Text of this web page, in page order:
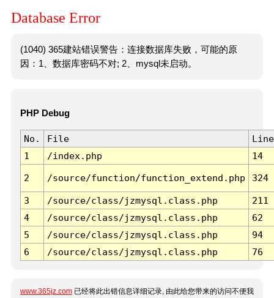
Database Error
(1040) 365建站错误警告：连接数据库失败，可能的原
因：1、数据库密码不对; 2、mysql未启动。
PHP Debug
No. File
Line
1
/index.php 14
2 /source/function/function_extend.php 324
3 /source/class/jzmysql.class.php
211
4
/source/class/jzmysql.class.php
62
5
/source/class/jzmysql.class.php
94
6
/source/class/jzmysql.class.php 76
www.365jz.com 已经将此出错信息详细记录, 由此给您带来的访问不便我